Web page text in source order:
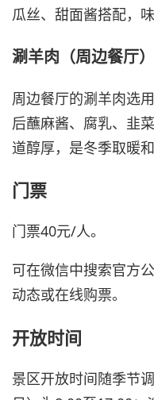
瓜丝、甜面酱搭配，味
涮羊肉（周边餐厅）
周边餐厅的涮羊肉选
后蘸麻酱、腐乳、韭
道醇厚，是冬季取暖和
门票
门票40元/人。
可在微信中搜索官方
动态或在线购票。
开放时间
景区开放时间随季节